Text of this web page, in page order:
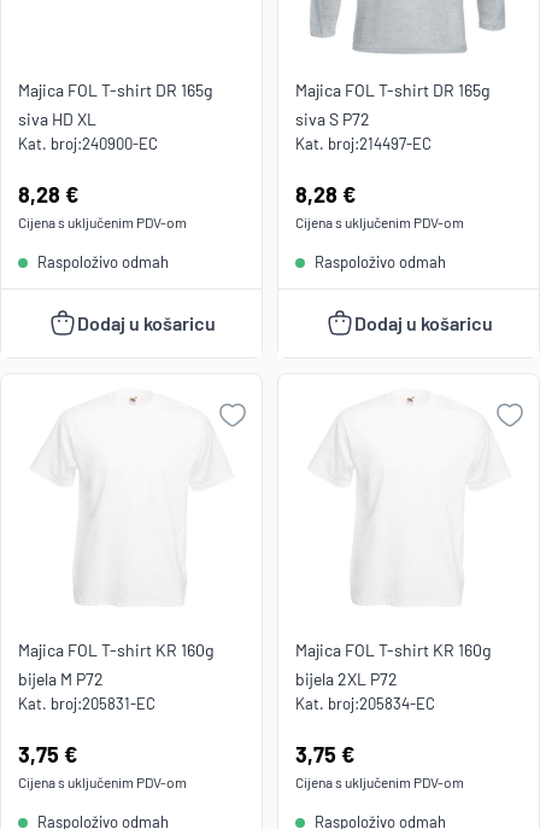
Majica FOL T-shirt DR 165g
siva HD XL
Kat. broj:240900-EC
Cijena:
8,28 €
Cijena s uključenim PDV-om
Raspoloživo odmah
Dodaj u košaricu
Majica FOL T-shirt DR 165g
siva S P72
Kat. broj:214497-EC
Cijena:
8,28 €
Cijena s uključenim PDV-om
Raspoloživo odmah
Dodaj u košaricu
Majica FOL T-shirt KR 160g
bijela M P72
Kat. broj:205831-EC
Cijena:
3,75 €
Cijena s uključenim PDV-om
Raspoloživo odmah
Majica FOL T-shirt KR 160g
bijela 2XL P72
Kat. broj:205834-EC
Cijena:
3,75 €
Cijena s uključenim PDV-om
Raspoloživo odmah